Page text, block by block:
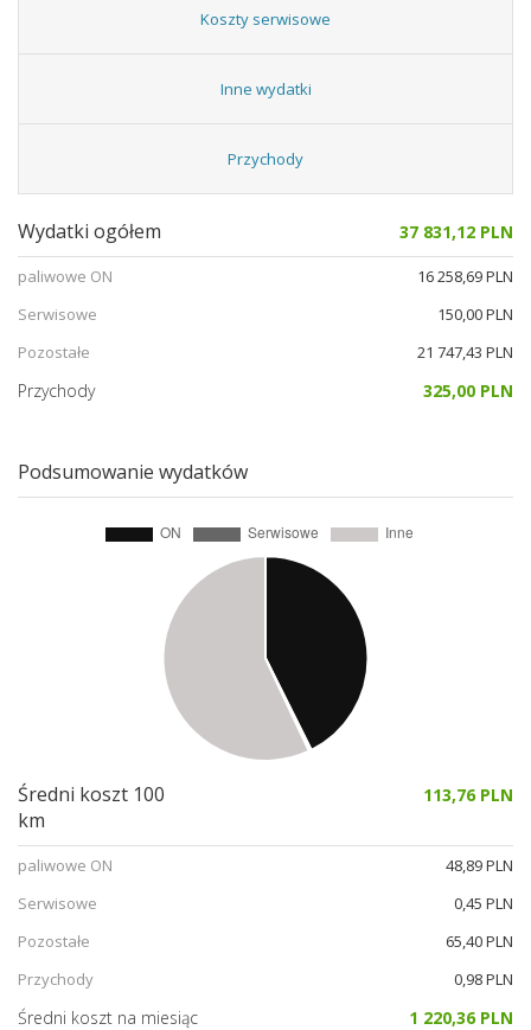
Koszty serwisowe
Inne wydatki
Przychody
Wydatki ogółem 37 831,12 PLN
paliwowe ON
16 258,69 PLN
Serwisowe
150,00 PLN
Pozostałe
21 747,43 PLN
Przychody 325,00 PLN
Podsumowanie wydatków
Średni koszt 100
km
113,76 PLN
paliwowe ON
48,89 PLN
Serwisowe
0,45 PLN
Pozostałe
65,40 PLN
Przychody
0,98 PLN
Średni koszt na miesiąc 1 220,36 PLN